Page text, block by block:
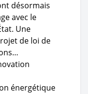
désormais
avec le
Une
de loi de
énergétique